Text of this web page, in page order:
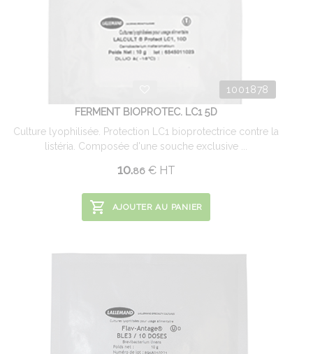
1001878
FERMENT BIOPROTEC. LC1 5D
Culture lyophilisée. Protection LC1 bioprotectrice contre la
listéria. Composée d'une souche exclusive ...
10.86 €HT
AJOUTER AU PANIER